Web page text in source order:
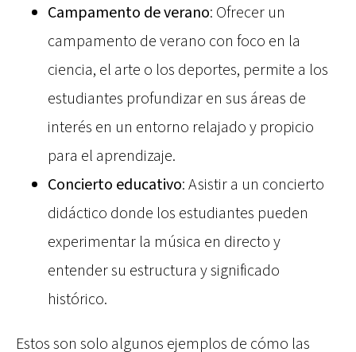
Campamento de verano: Ofrecer un
campamento de verano con foco en la
ciencia, el arte o los deportes, permite a los
estudiantes profundizar en sus áreas de
interés en un entorno relajado y propicio
para el aprendizaje.
Concierto educativo: Asistir a un concierto
didáctico donde los estudiantes pueden
experimentar la música en directo y
entender su estructura y significado
histórico.
Estos son solo algunos ejemplos de cómo las